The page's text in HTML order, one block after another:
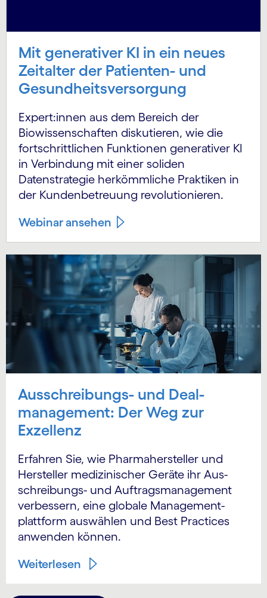
Mit generativer KI in ein neues
Zeitalter der Patienten- und
Gesundheitsversorgung
Expert:innen aus dem Bereich der
Biowissenschaften diskutieren, wie die
fortschrittlichen Funktionen generativer KI
in Verbindung mit einer soliden
Datenstrategie herkömmliche Praktiken in
der Kundenbetreuung revolutionieren.
Webinar ansehen
Ausschreibungs- und Deal­
manage­ment: Der Weg zur
Exzellenz
Erfahren Sie, wie Pharma­hersteller und
Hersteller medizinischer Geräte ihr Aus­
schreibungs- und Auftrags­management
verbessern, eine globale Management­
plattform auswählen und Best Practices
anwenden können.
Weiterlesen